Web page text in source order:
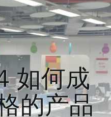
如何成
的产品